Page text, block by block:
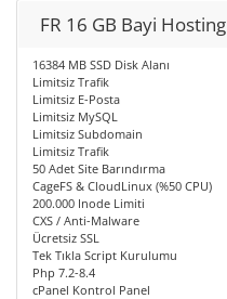
FR 16 GB Bayi Hosting
16384 MB SSD Disk Alanı
Limitsiz Trafik
Limitsiz E-Posta
Limitsiz MySQL
Limitsiz Subdomain
Limitsiz Trafik
50 Adet Site Barındırma
CageFS & CloudLinux (%50 CPU)
200.000 Inode Limiti
CXS / Anti-Malware
Ücretsiz SSL
Tek Tıkla Script Kurulumu
Php 7.2-8.4
cPanel Kontrol Panel